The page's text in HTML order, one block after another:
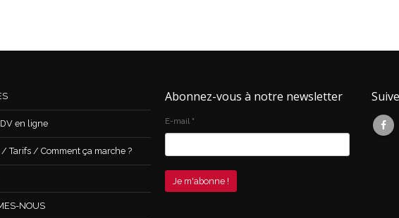
en ligne
/ Tarifs / Comment ça marche ?
NOUS
Abonnez-vous à notre newsletter
E-mail *